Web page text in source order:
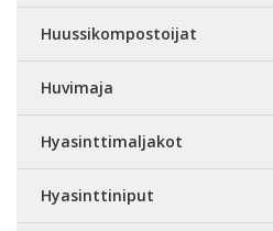
Huussikompostoijat
Huvimaja
Hyasinttimaljakot
Hyasinttiniput